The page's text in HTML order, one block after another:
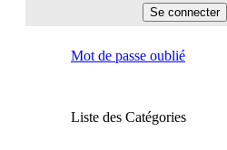
Mot de passe oublié
Liste des Catégories